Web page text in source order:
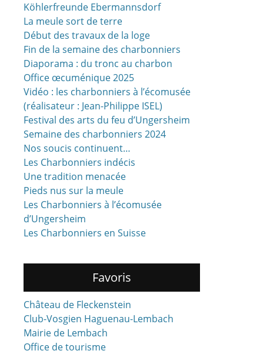
Köhlerfreunde Ebermannsdorf
La meule sort de terre
Début des travaux de la loge
Fin de la semaine des charbonniers
Diaporama : du tronc au charbon
Office œcuménique 2025
Vidéo : les charbonniers à l’écomusée
(réalisateur : Jean-Philippe ISEL)
Festival des arts du feu d’Ungersheim
Semaine des charbonniers 2024
Nos soucis continuent…
Les Charbonniers indécis
Une tradition menacée
Pieds nus sur la meule
Les Charbonniers à l’écomusée
d’Ungersheim
Les Charbonniers en Suisse
Favoris
Château de Fleckenstein
Club-Vosgien Haguenau-Lembach
Mairie de Lembach
Office de tourisme